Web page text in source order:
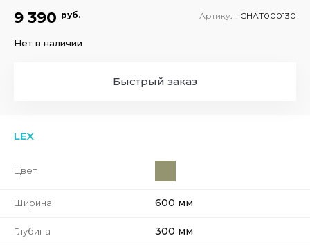
LEX
Цвет
Ширина 600 мм
Глубина 300 мм
9 390 руб. Артикул: CHAT000130
Нет в наличии
Быстрый заказ